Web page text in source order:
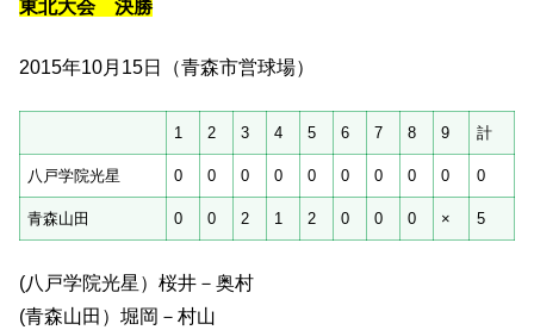
東北大会 決勝
2015年10月15日（青森市営球場）
1 2 3 4 5 6 7 8 9 計
八戸学院光星 0 0 0 0 0 0 0 0 0 0
青森山田 0 0 2 1 2 0 0 0 × 5
(八戸学院光星）桜井－奥村
(青森山田）堀岡－村山